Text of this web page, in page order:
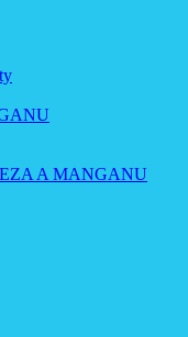
A MANGANU